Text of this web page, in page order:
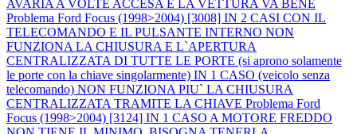
AVARIA A VOLTE ACCESA E LA VETTURA VA BENE
Problema Ford Focus (1998>2004) [3008] IN 2 CASI CON IL
TELECOMANDO E IL PULSANTE INTERNO NON
FUNZIONA LA CHIUSURA E L`APERTURA
CENTRALIZZATA DI TUTTE LE PORTE (si aprono solamente
le porte con la chiave singolarmente) IN 1 CASO (veicolo senza
telecomando) NON FUNZIONA PIU` LA CHIUSURA
CENTRALIZZATA TRAMITE LA CHIAVE Problema Ford
Focus (1998>2004) [3124] IN 1 CASO A MOTORE FREDDO